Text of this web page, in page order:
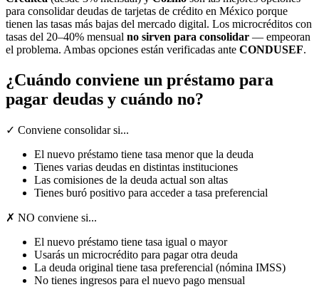
para consolidar deudas de tarjetas de crédito en México porque
tienen las tasas más bajas del mercado digital. Los microcréditos con
tasas del 20–40% mensual no sirven para consolidar — empeoran
el problema. Ambas opciones están verificadas ante CONDUSEF.
¿Cuándo conviene un préstamo para
pagar deudas y cuándo no?
✓ Conviene consolidar si...
El nuevo préstamo tiene tasa menor que la deuda
Tienes varias deudas en distintas instituciones
Las comisiones de la deuda actual son altas
Tienes buró positivo para acceder a tasa preferencial
✗ NO conviene si...
El nuevo préstamo tiene tasa igual o mayor
Usarás un microcrédito para pagar otra deuda
La deuda original tiene tasa preferencial (nómina IMSS)
No tienes ingresos para el nuevo pago mensual